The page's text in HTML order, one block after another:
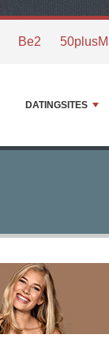
Be2
DATINGSITES